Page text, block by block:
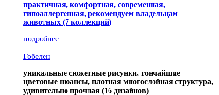
практичная, комфортная, современная,
гипоаллергенная, рекомендуем владельцам
животных (7 коллекций)
подробнее
Гобелен
уникальные сюжетные рисунки, тончайшие
цветовые нюансы, плотная многослойная структура,
удивительно прочная (16 дизайнов)